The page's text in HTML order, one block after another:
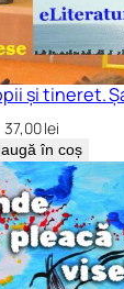
și tineret.
37,00lei
în coș